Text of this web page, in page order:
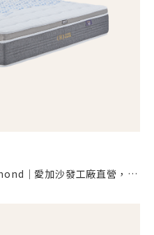
｜愛加沙發工廠直營，專